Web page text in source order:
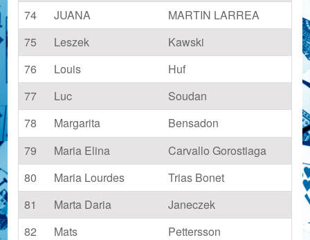
74
JUANA
MARTIN LARREA
75
Leszek
Kawski
76
Louis
Huf
77
Luc
Soudan
78
Margarita
Bensadon
79
Maria Elina
Carvallo Gorostiaga
80
Maria Lourdes
Trias Bonet
81
Marta Daria
Janeczek
82
Mats
Pettersson